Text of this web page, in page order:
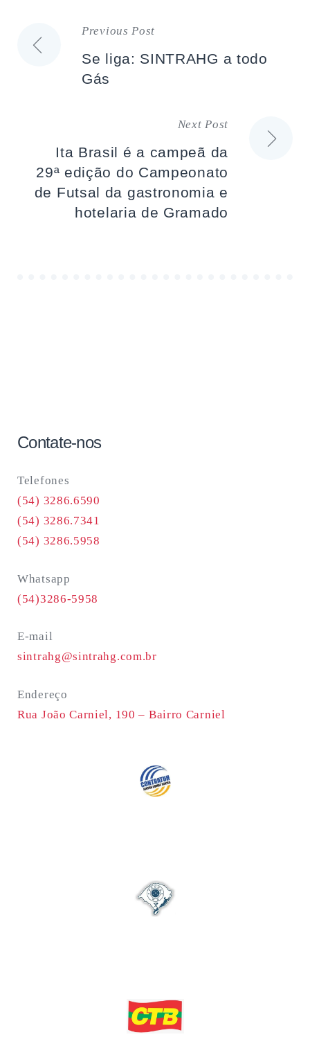
Navegação
Previous Post
Se liga: SINTRAHG a todo
Gás
Next Post
Ita Brasil é a campeã da
29ª edição do Campeonato
de Futsal da gastronomia e
hotelaria de Gramado
Contate-nos
Telefones
(54) 3286.6590
(54) 3286.7341
(54) 3286.5958
Whatsapp
(54)3286-5958
E-mail
sintrahg@sintrahg.com.br
Endereço
Rua João Carniel, 190 – Bairro Carniel